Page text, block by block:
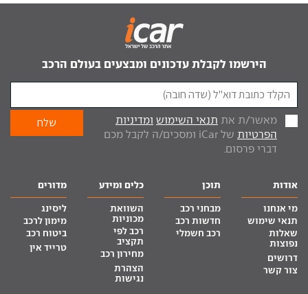
הירשמו לקבלת עדכונים ומבצעים בעולם הרכב
מאשר/ת את תנאי השימוש ומדיניות
הפרטיות
של iCar ומסכים/ה לקבל מכם
דברי פרסום.
אודות
מי אנחנו
תנאי שימוש
שאלות
נפוצות
דרושים
צור קשר
תוכן
מבחני רכב
חדשות רכב
רכב חשמלי
כלים ומידע
השוואת
מכוניות
רכב לפי
תקציב
מחירון רכב
הצהרת
נגישות
מדורים
ליסינג
מימון לרכב
ביטוח רכב
טרייד אין